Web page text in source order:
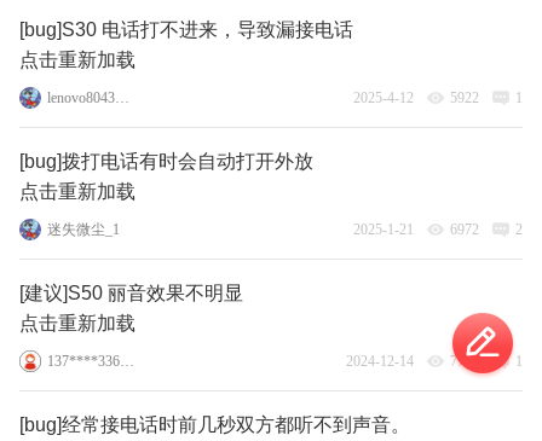
[bug]S30 电话打不进来，导致漏接电话
点击重新加载
lenovo80439958 2025-4-12 5922 1
[bug]拨打电话有时会自动打开外放
点击重新加载
迷失微尘_1 2025-1-21 6972 2
[建议]S50 丽音效果不明显
点击重新加载
137****3360_8 2024-12-14 7787 1
[bug]经常接电话时前几秒双方都听不到声音。